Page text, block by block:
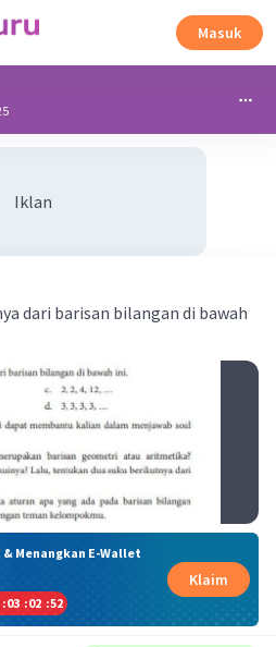
Masuk
Iklan
dari barisan bilangan di bawah
Menangkan E-Wallet
:03 :02 :51
Klaim